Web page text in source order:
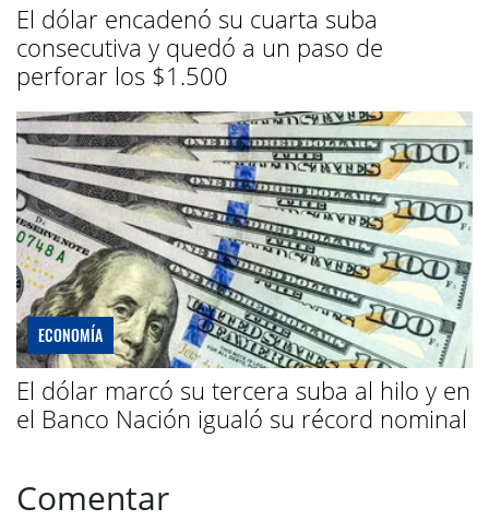
El dólar encadenó su cuarta suba
consecutiva y quedó a un paso de
perforar los $1.500
ECONOMÍA
El dólar marcó su tercera suba al hilo y en
el Banco Nación igualó su récord nominal
Comentar